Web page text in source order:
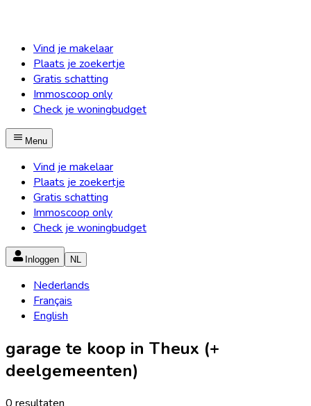
Vind je makelaar
Plaats je zoekertje
Gratis schatting
Immoscoop only
Check je woningbudget
Menu
Vind je makelaar
Plaats je zoekertje
Gratis schatting
Immoscoop only
Check je woningbudget
Inloggen NL
Nederlands
Français
English
garage te koop in Theux (+
deelgemeenten)